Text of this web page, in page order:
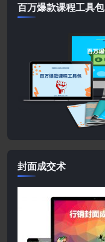
百万爆款课程工具包
封面成交术